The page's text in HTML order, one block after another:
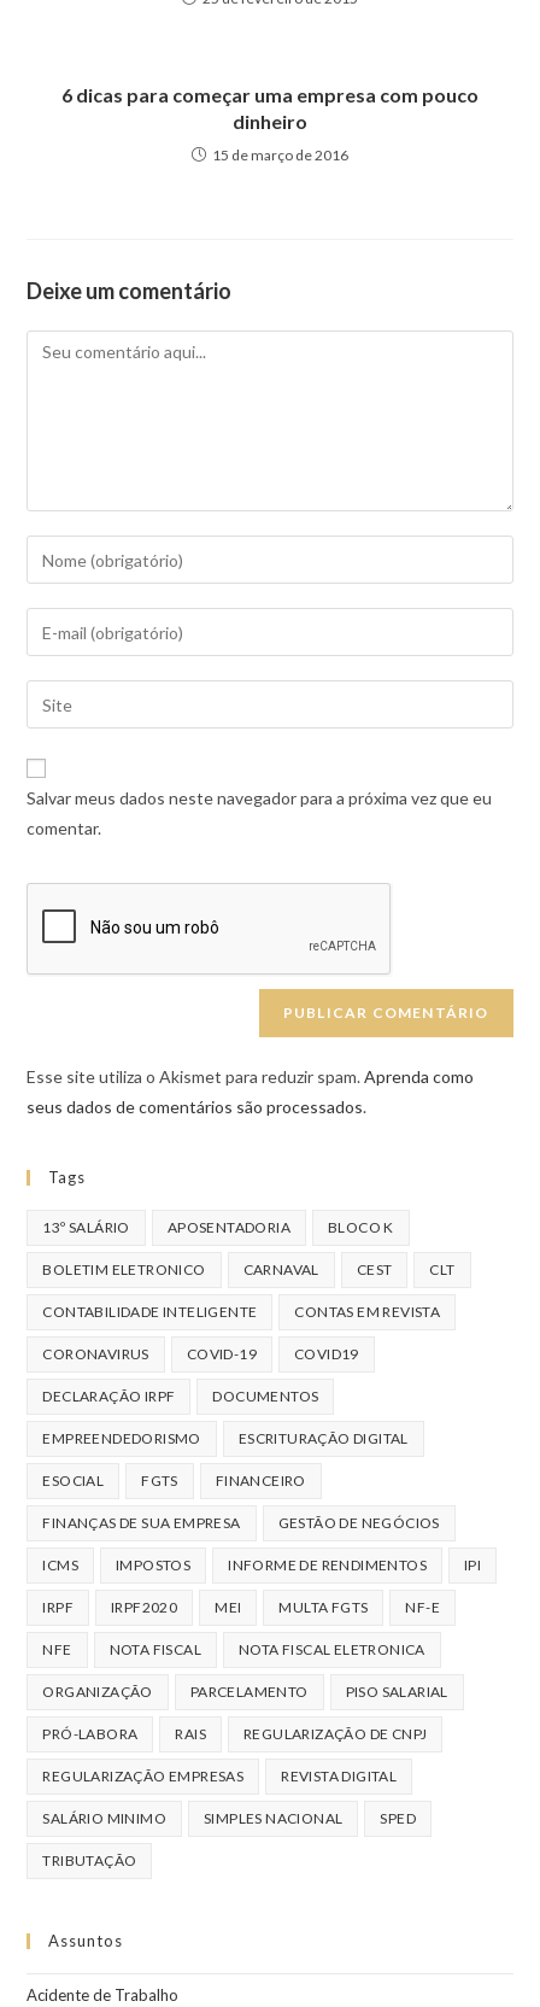
6 dicas para começar uma empresa com pouco
dinheiro
15 de março de 2016
Deixe um comentário
Salvar meus dados neste navegador para a próxima vez que eu
comentar.
Esse site utiliza o Akismet para reduzir spam.Aprenda como
seus dados de comentários são processados.
Tags
13º SALÁRIO APOSENTADORIA BLOCO K
BOLETIM ELETRONICO CARNAVAL CEST CLT
CONTABILIDADE INTELIGENTE CONTAS EM REVISTA
CORONAVIRUS COVID-19 COVID19
DECLARAÇÃO IRPF DOCUMENTOS
EMPREENDEDORISMO ESCRITURAÇÃO DIGITAL
ESOCIAL FGTS FINANCEIRO
FINANÇAS DE SUA EMPRESA GESTÃO DE NEGÓCIOS
ICMS IMPOSTOS INFORME DE RENDIMENTOS IPI
IRPF IRPF2020 MEI MULTA FGTS NF-E
NFE NOTA FISCAL NOTA FISCAL ELETRONICA
ORGANIZAÇÃO PARCELAMENTO PISO SALARIAL
PRÓ-LABORA RAIS REGULARIZAÇÃO DE CNPJ
REGULARIZAÇÃO EMPRESAS REVISTA DIGITAL
SALÁRIO MINIMO SIMPLES NACIONAL SPED
TRIBUTAÇÃO
Assuntos
Acidente de Trabalho